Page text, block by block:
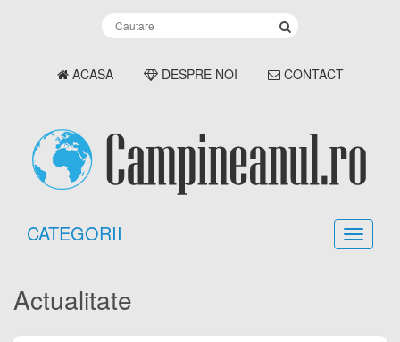
ACASA DESPRE NOI CONTACT
CATEGORII
Actualitate